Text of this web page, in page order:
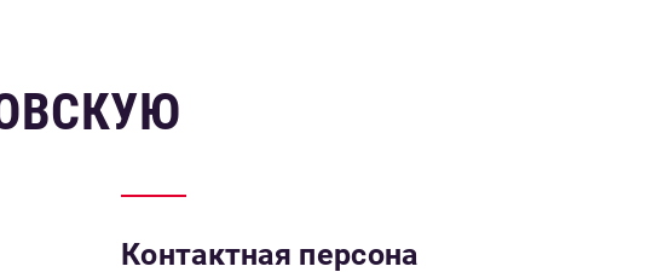
Контактная персона